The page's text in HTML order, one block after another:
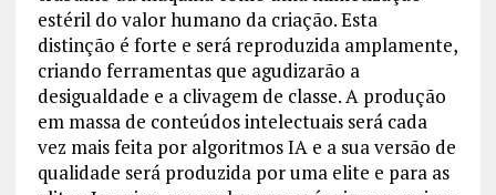
estéril do valor humano da criação. Esta
distinção é forte e será reproduzida amplamente,
criando ferramentas que agudizarão a
desigualdade e a clivagem de classe. A produção
em massa de conteúdos intelectuais será cada
vez mais feita por algoritmos IA e a sua versão de
qualidade será produzida por uma elite e para as